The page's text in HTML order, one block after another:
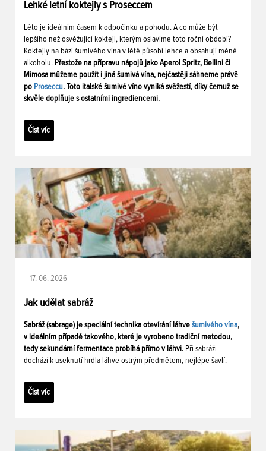
Lehké letní koktejly s Proseccem
Léto je ideálním časem k odpočinku a pohodu. A co může být
lepšího než osvěžující koktejl, kterým oslavíme toto roční období?
Koktejly na bázi šumivého vína v létě působí lehce a obsahují méně
alkoholu. Přestože na přípravu nápojů jako Aperol Spritz, Bellini či
Mimosa můžeme použít i jiná šumivá vína, nejčastěji sáhneme právě
po Proseccu. Toto italské šumivé víno vyniká svěžestí, díky čemuž se
skvěle doplňuje s ostatními ingrediencemi.
Číst víc
17. 06. 2026
Jak udělat sabráž
Sabráž (sabrage) je speciální technika otevírání láhve šumivého vína,
v ideálním případě takového, které je vyrobeno tradiční metodou,
tedy sekundární fermentace probíhá přímo v láhvi. Při sabráži
dochází k useknutí hrdla láhve ostrým předmětem, nejlépe šavlí.
Číst víc